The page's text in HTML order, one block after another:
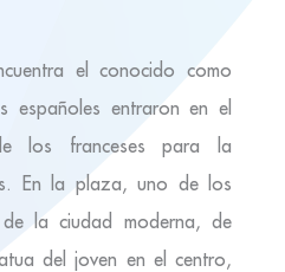
el conocido como
españoles entraron en el
los franceses para la
En la plaza, uno de los
la ciudad moderna, de
del joven en el centro,